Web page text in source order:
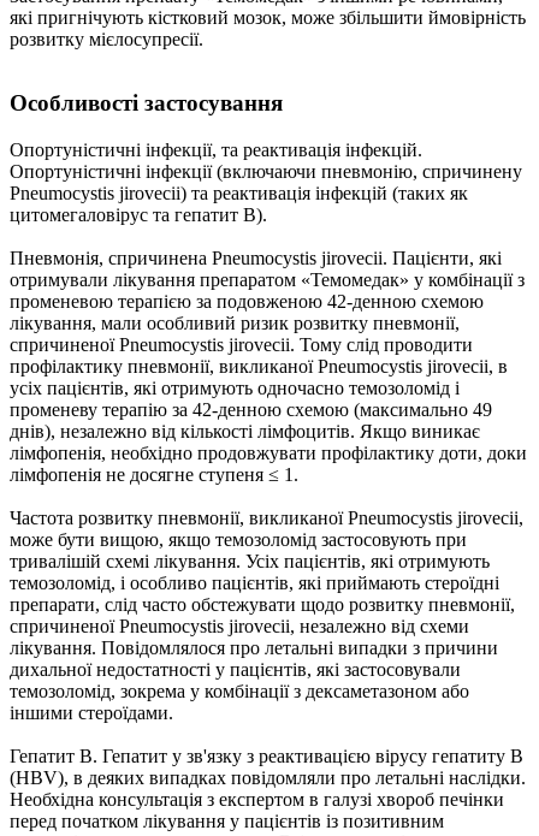
які пригнічують кістковий мозок, може збільшити ймовірність
розвитку мієлосупресії.
Особливості застосування
Опортуністичні інфекції, та реактивація інфекцій.
Опортуністичні інфекції (включаючи пневмонію, спричинену
Pneumocystis jirovecii) та реактивація інфекцій (таких як
цитомегаловірус та гепатит В).
Пневмонія, спричинена Pneumocystis jirovecii. Пацієнти, які
отримували лікування препаратом «Темомедак» у комбінації з
променевою терапією за подовженою 42-денною схемою
лікування, мали особливий ризик розвитку пневмонії,
спричиненої Pneumocystis jirovecii. Тому слід проводити
профілактику пневмонії, викликаної Pneumocystis jirovecii, в
усіх пацієнтів, які отримують одночасно темозоломід і
променеву терапію за 42-денною схемою (максимально 49
днів), незалежно від кількості лімфоцитів. Якщо виникає
лімфопенія, необхідно продовжувати профілактику доти, доки
лімфопенія не досягне ступеня ≤ 1.
Частота розвитку пневмонії, викликаної Pneumocystis jirovecii,
може бути вищою, якщо темозоломід застосовують при
тривалішій схемі лікування. Усіх пацієнтів, які отримують
темозоломід, і особливо пацієнтів, які приймають стероїдні
препарати, слід часто обстежувати щодо розвитку пневмонії,
спричиненої Pneumocystis jirovecii, незалежно від схеми
лікування. Повідомлялося про летальні випадки з причини
дихальної недостатності у пацієнтів, які застосовували
темозоломід, зокрема у комбінації з дексаметазоном або
іншими стероїдами.
Гепатит В. Гепатит у зв'язку з реактивацією вірусу гепатиту B
(HBV), в деяких випадках повідомляли про летальні наслідки.
Необхідна консультація з експертом в галузі хвороб печінки
перед початком лікування у пацієнтів із позитивним